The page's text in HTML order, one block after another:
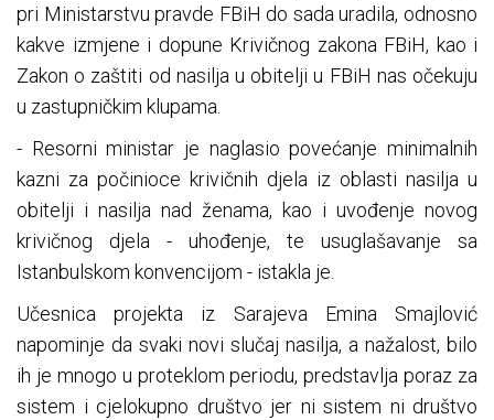
pri Ministarstvu pravde FBiH do sada uradila, odnosno
kakve izmjene i dopune Krivičnog zakona FBiH, kao i
Zakon o zaštiti od nasilja u obitelji u FBiH nas očekuju
u zastupničkim klupama.
- Resorni ministar je naglasio povećanje minimalnih
kazni za počinioce krivičnih djela iz oblasti nasilja u
obitelji i nasilja nad ženama, kao i uvođenje novog
krivičnog djela - uhođenje, te usuglašavanje sa
Istanbulskom konvencijom - istakla je.
Učesnica projekta iz Sarajeva Emina Smajlović
napominje da svaki novi slučaj nasilja, a nažalost, bilo
ih je mnogo u proteklom periodu, predstavlja poraz za
sistem i cjelokupno društvo jer ni sistem ni društvo